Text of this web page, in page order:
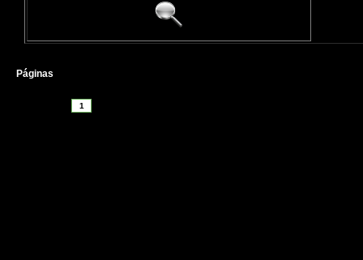
Páginas
1